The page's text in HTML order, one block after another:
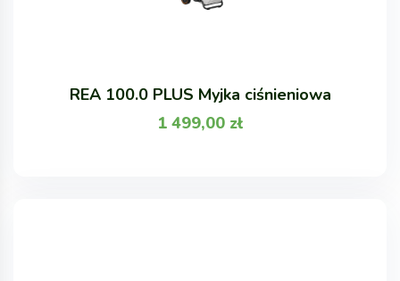
REA 100.0 PLUS Myjka ciśnieniowa
1 499,00 zł